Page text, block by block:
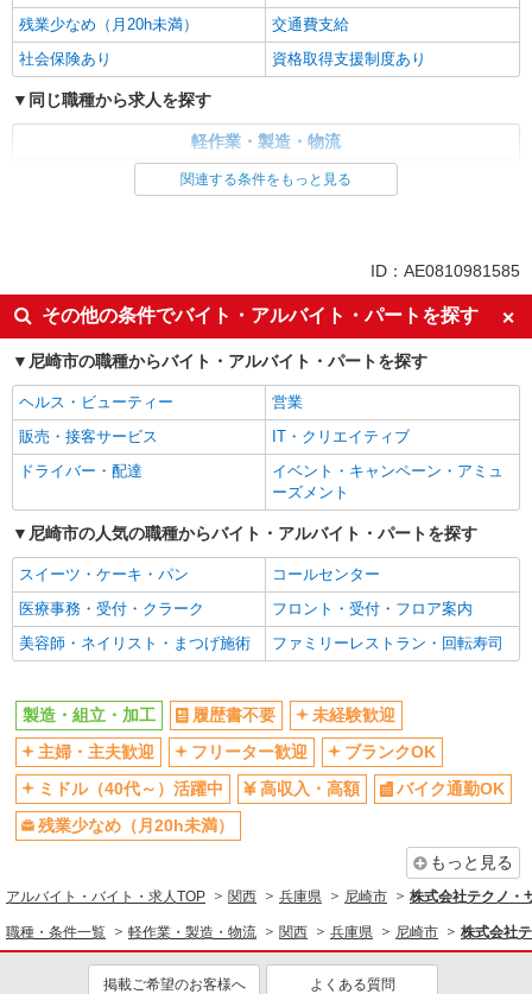
残業少なめ（月20h未満）
交通費支給
社会保険あり
資格取得支援制度あり
同じ職種から求人を探す
軽作業・製造・物流
交通費支給
社会保険あり
関連する条件をもっと見る
ID：AE0810981585
その他の条件でバイト・アルバイト・パートを探す
尼崎市の職種からバイト・アルバイト・パートを探す
ヘルス・ビューティー
営業
販売・接客サービス
IT・クリエイティブ
ドライバー・配達
イベント・キャンペーン・アミュ
ーズメント
尼崎市の人気の職種からバイト・アルバイト・パートを探す
スイーツ・ケーキ・パン
コールセンター
医療事務・受付・クラーク
フロント・受付・フロア案内
美容師・ネイリスト・まつげ施術
ファミリーレストラン・回転寿司
製造・組立・加工 履歴書不要
未経験歓迎
主婦・主夫歓迎
フリーター歓迎
ブランクOK
ミドル（40代～）活躍中
高収入・高額
バイク通勤OK
残業少なめ（月20h未満）
もっと見る
アルバイト・バイト・求人TOP 関西 兵庫県 尼崎市 株式会社テクノ・
職種・条件一覧 軽作業・製造・物流 関西 兵庫県 尼崎市 株式会社
掲載ご希望のお客様へ よくある質問